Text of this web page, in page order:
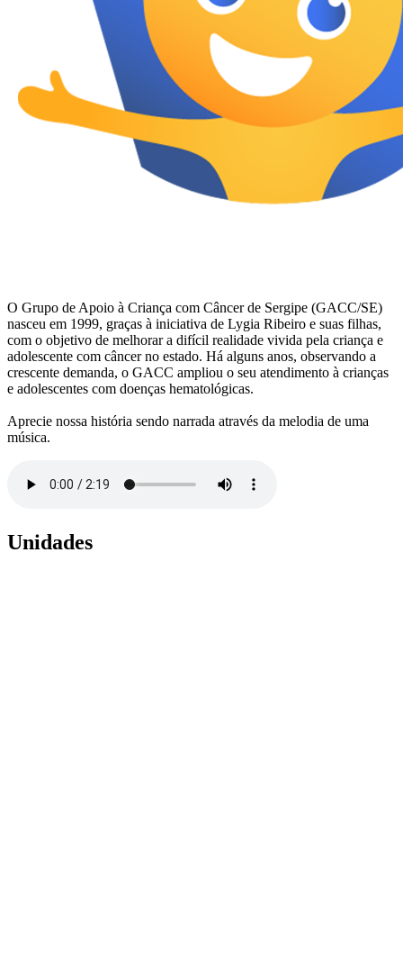
O Grupo de Apoio à Criança com Câncer de Sergipe (GACC/SE)
nasceu em 1999, graças à iniciativa de Lygia Ribeiro e suas filhas,
com o objetivo de melhorar a difícil realidade vivida pela criança e
adolescente com câncer no estado. Há alguns anos, observando a
crescente demanda, o GACC ampliou o seu atendimento à crianças
e adolescentes com doenças hematológicas.
Aprecie nossa história sendo narrada através da melodia de uma
música.
Unidades